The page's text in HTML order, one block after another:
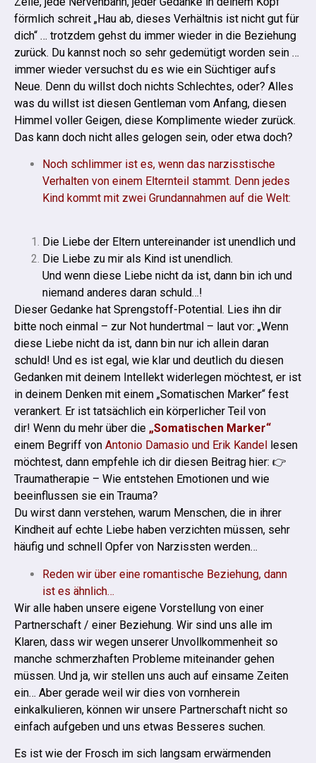
förmlich schreit „Hau ab, dieses Verhältnis ist nicht gut für
dich“ … trotzdem gehst du immer wieder in die Beziehung
zurück. Du kannst noch so sehr gedemütigt worden sein …
immer wieder versuchst du es wie ein Süchtiger aufs
Neue. Denn du willst doch nichts Schlechtes, oder? Alles
was du willst ist diesen Gentleman vom Anfang, diesen
Himmel voller Geigen, diese Komplimente wieder zurück.
Das kann doch nicht alles gelogen sein, oder etwa doch?
Noch schlimmer ist es, wenn das narzisstische
Verhalten von einem Elternteil stammt. Denn jedes
Kind kommt mit zwei Grundannahmen auf die Welt:
Die Liebe der Eltern untereinander ist unendlich und
Die Liebe zu mir als Kind ist unendlich.
Und wenn diese Liebe nicht da ist, dann bin ich und
niemand anderes daran schuld…!
Dieser Gedanke hat Sprengstoff-Potential. Lies ihn dir
bitte noch einmal – zur Not hundertmal – laut vor: „Wenn
diese Liebe nicht da ist, dann bin nur ich allein daran
schuld! Und es ist egal, wie klar und deutlich du diesen
Gedanken mit deinem Intellekt widerlegen möchtest, er ist
in deinem Denken mit einem „Somatischen Marker“ fest
verankert. Er ist tatsächlich ein körperlicher Teil von
dir! Wenn du mehr über die „Somatischen Marker“
einem Begriff von Antonio Damasio und Erik Kandel
lesen
möchtest, dann empfehle ich dir diesen Beitrag hier: 👉
Traumatherapie – Wie entstehen Emotionen und wie
beeinflussen sie ein Trauma?
Du wirst dann verstehen, warum Menschen, die in ihrer
Kindheit auf echte Liebe haben verzichten müssen, sehr
häufig und schnell Opfer von Narzissten werden…
Reden wir über eine romantische Beziehung, dann
ist es ähnlich…
Wir alle haben unsere eigene Vorstellung von einer
Partnerschaft / einer Beziehung. Wir sind uns alle im
Klaren, dass wir wegen unserer Unvollkommenheit so
manche schmerzhaften Probleme miteinander gehen
müssen. Und ja, wir stellen uns auch auf einsame Zeiten
ein… Aber gerade weil wir dies von vornherein
einkalkulieren, können wir unsere Partnerschaft nicht so
einfach aufgeben und uns etwas Besseres suchen.
Es ist wie der Frosch im sich langsam erwärmenden